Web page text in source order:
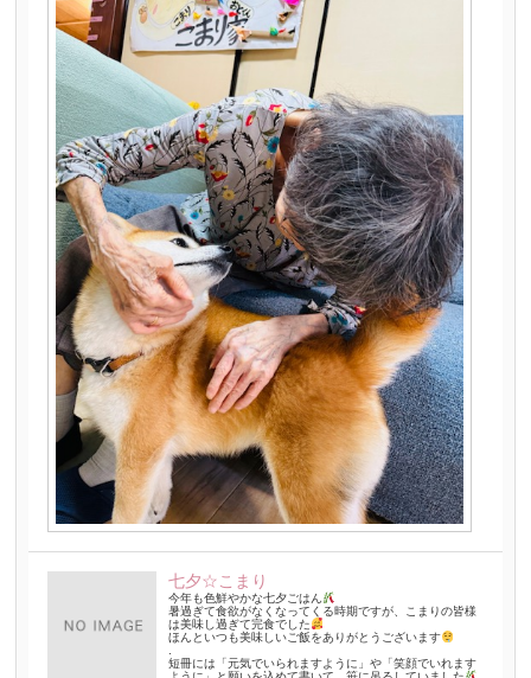
七夕☆こまり
今年も色鮮やかな七夕ごはん
暑過ぎて食欲がなくなってくる時期ですが、こまりの皆様
は美味し過ぎて完食でした
ほんといつも美味しいご飯をありがとうございます
短冊には「元気でいられますように」や「笑顔でいれます